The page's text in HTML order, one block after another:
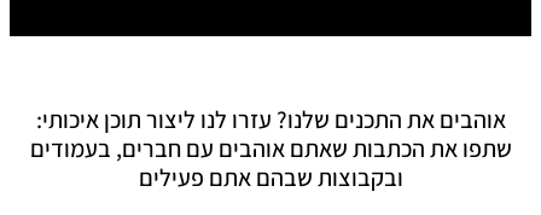
אוהבים את התכנים שלנו? עזרו לנו ליצור תוכן איכותי:
שתפו את הכתבות שאתם אוהבים עם חברים, בעמודים
ובקבוצות שבהם אתם פעילים